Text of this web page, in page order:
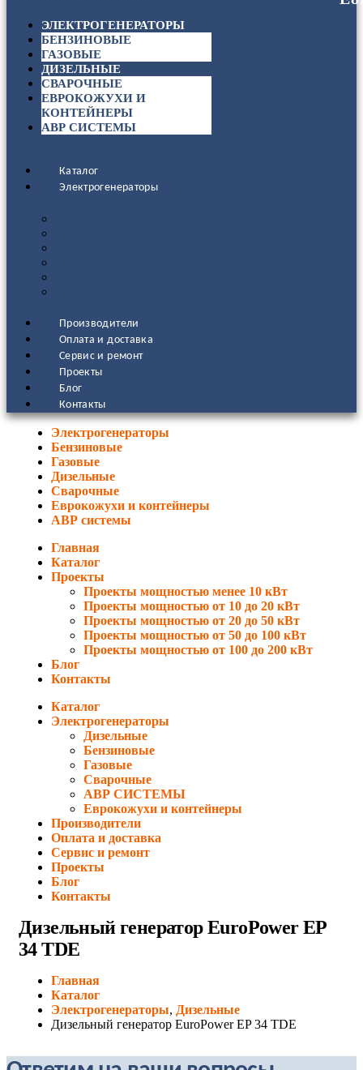
ЭЛЕКТРОГЕНЕРАТОРЫ
БЕНЗИНОВЫЕ
ГАЗОВЫЕ
ДИЗЕЛЬНЫЕ
СВАРОЧНЫЕ
ЕВРОКОЖУХИ И
КОНТЕЙНЕРЫ
АВР СИСТЕМЫ
Каталог
Электрогенераторы
Производители
Оплата и доставка
Сервис и ремонт
Проекты
Блог
Контакты
Электрогенераторы
Бензиновые
Газовые
Дизельные
Сварочные
Еврокожухи и контейнеры
АВР системы
Главная
Каталог
Проекты
Проекты мощностью менее 10 кВт
Проекты мощностью от 10 до 20 кВт
Проекты мощностью от 20 до 50 кВт
Проекты мощностью от 50 до 100 кВт
Проекты мощностью от 100 до 200 кВт
Блог
Контакты
Каталог
Электрогенераторы
Дизельные
Бензиновые
Газовые
Сварочные
АВР СИСТЕМЫ
Еврокожухи и контейнеры
Производители
Оплата и доставка
Сервис и ремонт
Проекты
Блог
Контакты
Дизельный генератор EuroPower EP
34 TDE
Главная
Каталог
Электрогенераторы, Дизельные
Дизельный генератор EuroPower EP 34 TDE